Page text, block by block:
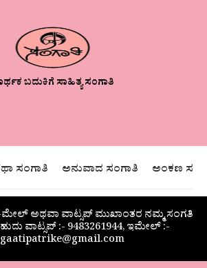
ಬದುಕಿಗೆ ಸಾಹಿತ್ಯ ಸಂಗಾತಿ
ಸಂಗಾತಿ ಅನುವಾದ ಸಂಗಾತಿ ಅಂಕಣ
ಮೇಲ್ ಅಥವಾ ವಾಟ್ಸಪ್ ಮುಖಾಂತರ ನಮ್ಮ ಸಂಗತಿ
ವಾಟ್ಸಪ್‌ :- 9483261944, ಇಮೇಲ್ :-